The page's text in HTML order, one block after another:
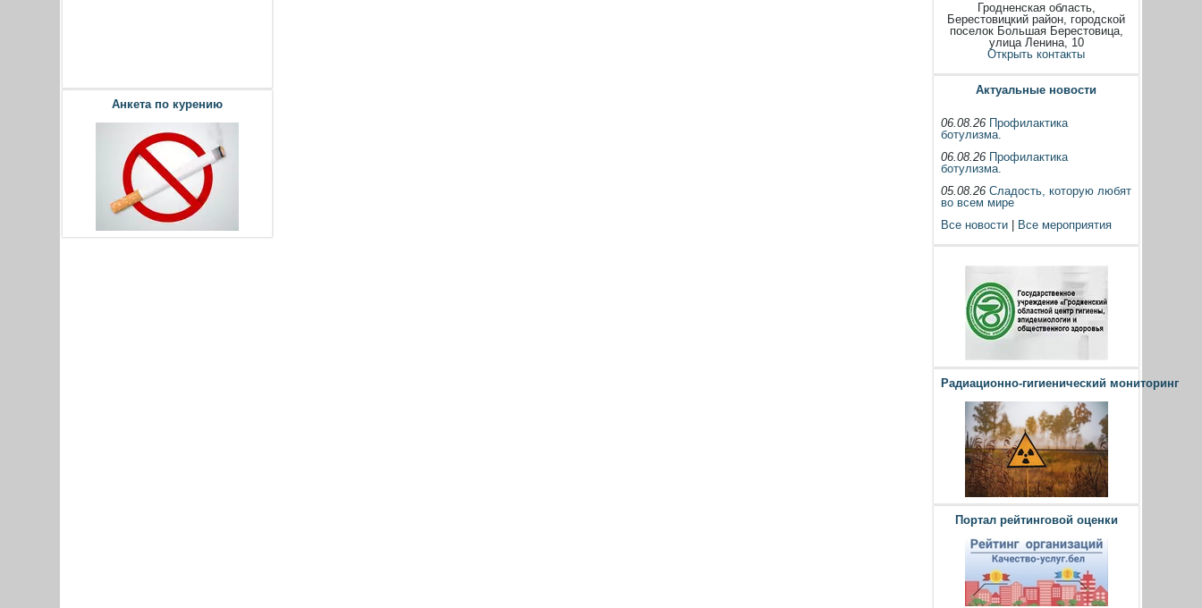
Анкета по курению
Гродненская область,
Берестовицкий район, городской
поселок Большая Берестовица,
улица Ленина, 10
Открыть контакты
Актуальные новости
06.08.26 Профилактика
ботулизма.
06.08.26 Профилактика
ботулизма.
05.08.26Сладость, которую любят
во всем мире
Все новости
Все мероприятия
Радиационно-гигиенический мониторинг
Портал рейтинговой оценки